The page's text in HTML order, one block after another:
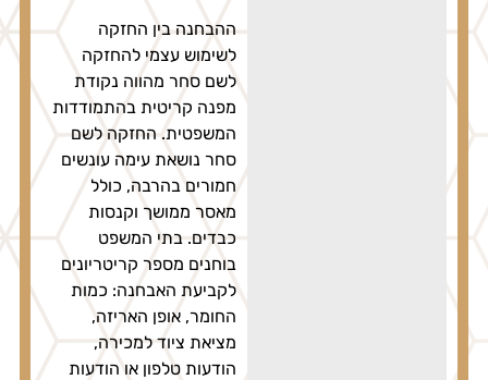
ההבחנה בין החזקה
לשימוש עצמי להחזקה
לשם סחר מהווה נקודת
מפנה קריטית בהתמודדות
המשפטית. החזקה לשם
סחר נושאת עימה עונשים
חמורים בהרבה, כולל
מאסר ממושך וקנסות
כבדים. בתי המשפט
בוחנים מספר קריטריונים
לקביעת האבחנה: כמות
החומר, אופן האריזה,
מציאת ציוד למכירה,
הודעות טלפון או הודעות